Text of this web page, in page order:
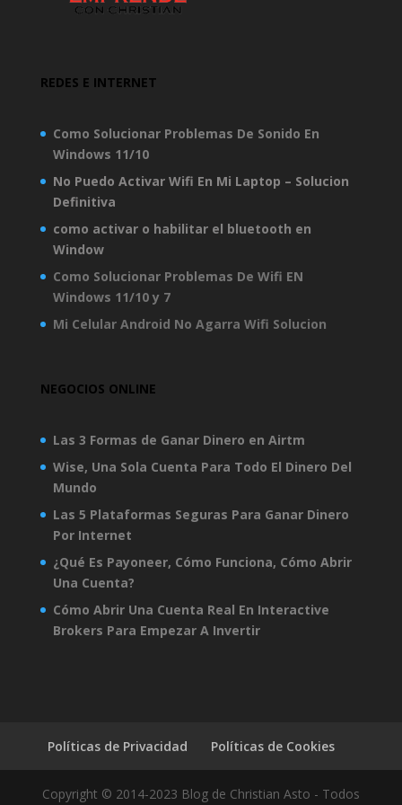
REDES E INTERNET
Como Solucionar Problemas De Sonido En
Windows 11/10
No Puedo Activar Wifi En Mi Laptop – Solucion
Definitiva
como activar o habilitar el bluetooth en
Window
Como Solucionar Problemas De Wifi EN
Windows 11/10 y 7
Mi Celular Android No Agarra Wifi Solucion
NEGOCIOS ONLINE
Las 3 Formas de Ganar Dinero en Airtm
Wise, Una Sola Cuenta Para Todo El Dinero Del
Mundo
Las 5 Plataformas Seguras Para Ganar Dinero
Por Internet
¿Qué Es Payoneer, Cómo Funciona, Cómo Abrir
Una Cuenta?
Cómo Abrir Una Cuenta Real En Interactive
Brokers Para Empezar A Invertir
Políticas de Privacidad Políticas de Cookies
Copyright © 2014-2023 Blog de Christian Asto - Todos